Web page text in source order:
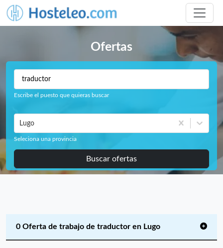
Ofertas
Escribe el puesto que quieras buscar
Lugo
Seleciona una provincia
Buscar ofertas
0 Oferta de trabajo de traductor en Lugo